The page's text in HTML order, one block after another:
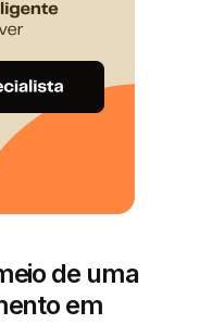
de uma
em